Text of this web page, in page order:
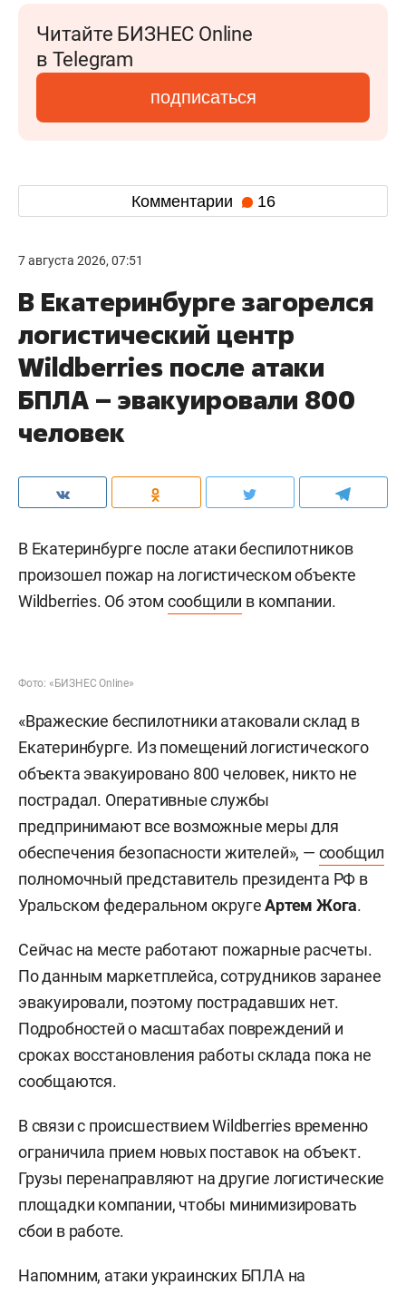
Читайте БИЗНЕС Online
в Telegram
подписаться
Комментарии 16
7 августа 2026, 07:51
В Екатеринбурге загорелся
логистический центр
Wildberries после атаки
БПЛА – эвакуировали 800
человек
В Екатеринбурге после атаки беспилотников
произошел пожар на логистическом объекте
Wildberries. Об этом сообщили в компании.
Фото: «БИЗНЕС Online»
«Вражеские беспилотники атаковали склад в
Екатеринбурге. Из помещений логистического
объекта эвакуировано 800 человек, никто не
пострадал. Оперативные службы
предпринимают все возможные меры для
обеспечения безопасности жителей», — сообщил
полномочный представитель президента РФ в
Уральском федеральном округеАртем Жога.
Сейчас на месте работают пожарные расчеты.
По данным маркетплейса, сотрудников заранее
эвакуировали, поэтому пострадавших нет.
Подробностей о масштабах повреждений и
сроках восстановления работы склада пока не
сообщаются.
В связи с происшествием Wildberries временно
ограничила прием новых поставок на объект.
Грузы перенаправляют на другие логистические
площадки компании, чтобы минимизировать
сбои в работе.
Напомним, атаки украинских БПЛА на